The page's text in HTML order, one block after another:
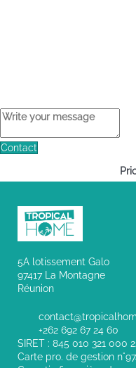
Contact
5A lotissement Galo
97417 La Montagne
Réunion
+262 692 67 24 60
SIRET : 845 010 321 000
Carte pro. de gestion